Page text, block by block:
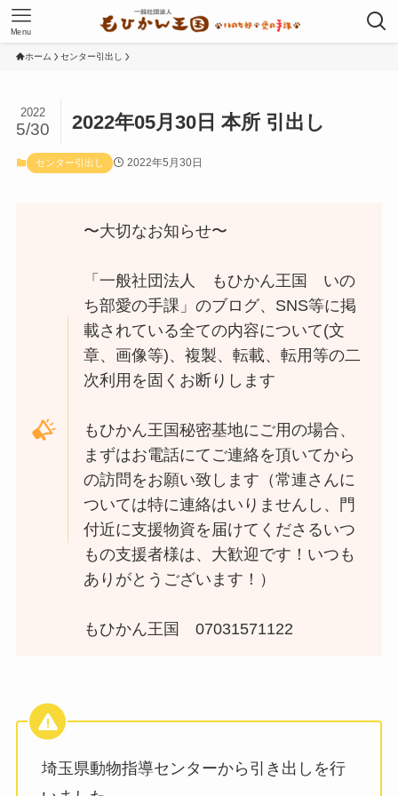
Menu
ホーム センター引出し
2022年05月30日 本所 引出し
2022
5/30
センター引出し 2022年5月30日
〜大切なお知らせ〜
「一般社団法人 もひかん王国 いの
ち部愛の手課」のブログ、SNS等に掲
載されている全ての内容について(文
章、画像等)、複製、転載、転用等の二
次利用を固くお断りします
もひかん王国秘密基地にご用の場合、
まずはお電話にてご連絡を頂いてから
の訪問をお願い致します（常連さんに
ついては特に連絡はいりませんし、門
付近に支援物資を届けてくださるいつ
もの支援者様は、大歓迎です！いつも
ありがとうございます！）
もひかん王国 07031571122
埼玉県動物指導センターから引き出しを行